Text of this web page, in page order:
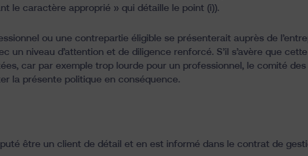
le caractère approprié » qui détaille le point (i)).
ou une contrepartie éligible se présenterait auprès de
un niveau d’attention et de diligence renforcé. S’il s’avère que
car par exemple trop lourde pour un professionnel, le comité
la présente politique en conséquence.
être un client de détail et en est informé dans le contrat de